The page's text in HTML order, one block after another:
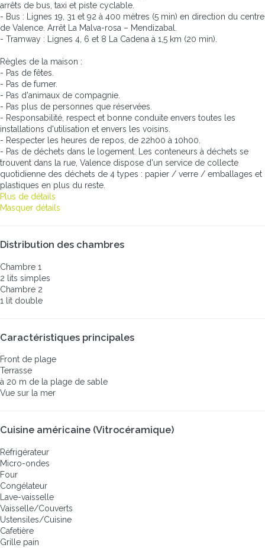
arrêts de bus, taxi et piste cyclable.
- Bus : Lignes 19, 31 et 92 à 400 mètres (5 min) en direction du centre
de Valence. Arrêt La Malva-rosa – Mendizabal.
- Tramway : Lignes 4, 6 et 8 La Cadena à 1,5 km (20 min).
Règles de la maison :
- Pas de fêtes.
- Pas de fumer.
- Pas d'animaux de compagnie.
- Pas plus de personnes que réservées.
- Responsabilité, respect et bonne conduite envers toutes les
installations d'utilisation et envers les voisins.
- Respecter les heures de repos, de 22h00 à 10h00.
- Pas de déchets dans le logement. Les conteneurs à déchets se
trouvent dans la rue, Valence dispose d'un service de collecte
quotidienne des déchets de 4 types : papier / verre / emballages et
plastiques en plus du reste.
Plus de détails
Masquer détails
Distribution des chambres
Chambre 1
2 lits simples
Chambre 2
1 lit double
Caractéristiques principales
Front de plage
Terrasse
à 20 m de la plage de sable
Vue sur la mer
Cuisine américaine (Vitrocéramique)
Réfrigérateur
Micro-ondes
Four
Congélateur
Lave-vaisselle
Vaisselle/Couverts
Ustensiles/Cuisine
Cafetière
Grille pain